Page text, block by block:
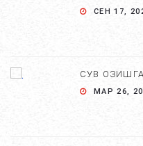
СЕН 17,
СУВ
МАР 26,